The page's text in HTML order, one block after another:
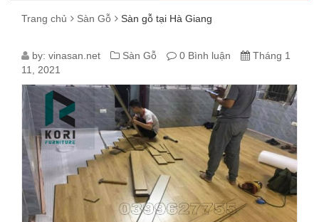
Trang chủ Sàn Gỗ Sàn gỗ tại Hà Giang
SÀN
GỖ
TẠI
HÀ
GIANG
by: vinasan.net Sàn Gỗ 0 Bình luận
Tháng 1
11, 2021